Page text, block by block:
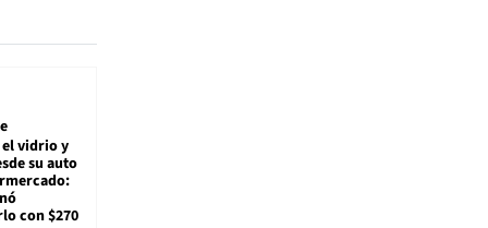
vidrio y
su auto
con $270